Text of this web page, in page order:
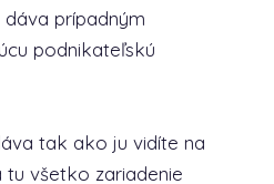
prípadným
podnikateľskú
tak ako ju vidíte na
všetko zariadenie